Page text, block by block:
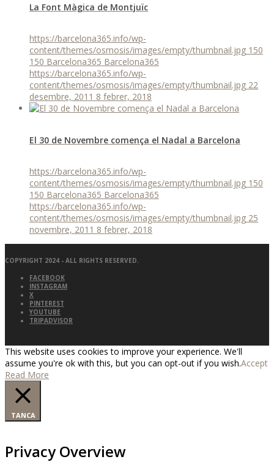
La Font Màgica de Montjuïc
https://barcelona365.info/wp-
content/themes/osmosis/images/empty/thumbnail.jpg 150
150 Barcelona365 Barcelona365
https://barcelona365.info/wp-
content/themes/osmosis/images/empty/thumbnail.jpg 22
desembre, 2011 8 febrer, 2018
El 30 de Novembre comença el Nadal a Barcelona
https://barcelona365.info/wp-
content/themes/osmosis/images/empty/thumbnail.jpg 150
150 Barcelona365 Barcelona365
https://barcelona365.info/wp-
content/themes/osmosis/images/empty/thumbnail.jpg 25
novembre, 2011 8 febrer, 2018
COPYRIGHT 2024 - ALL RIGHTS RESERVED.
FACEBOOK
INSTAGRAM
X
PINTEREST
YOUTUBE
TRIPADVISOR
This website uses cookies to improve your experience. We'll
assume you're ok with this, but you can opt-out if you wish.Accept
Read More
TANCA
Privacy Overview